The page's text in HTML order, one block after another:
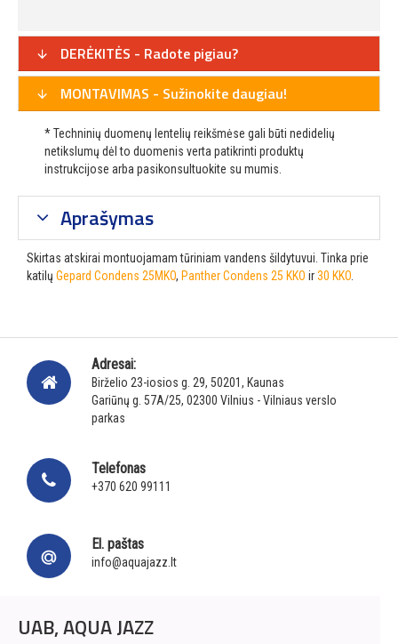
DERĖKITĖS - Radote pigiau?
MONTAVIMAS - Sužinokite daugiau!
* Techninių duomenų lentelių reikšmėse gali būti nedidelių
netikslumų dėl to duomenis verta patikrinti produktų
instrukcijose arba pasikonsultuokite su mumis.
Aprašymas
Skirtas atskirai montuojamam tūriniam vandens šildytuvui. Tinka prie
katilų Gepard Condens 25MKO, Panther Condens 25 KKO ir30 KKO.
Adresai:
Birželio 23-iosios g. 29, 50201, Kaunas
Gariūnų g. 57A/25, 02300 Vilnius - Vilniaus verslo
parkas
Telefonas
+370 620 99111
El. paštas
info@aquajazz.lt
UAB, AQUA JAZZ